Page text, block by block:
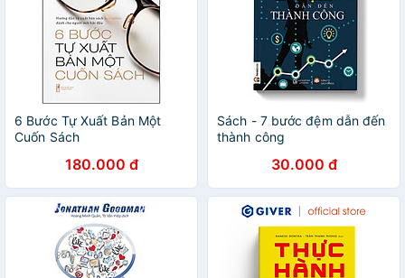
6 Bước Tự Xuất Bản Một
Cuốn Sách
180.000 đ
Sách - 7 bước đệm dẫn đến
thành công
30.000 đ